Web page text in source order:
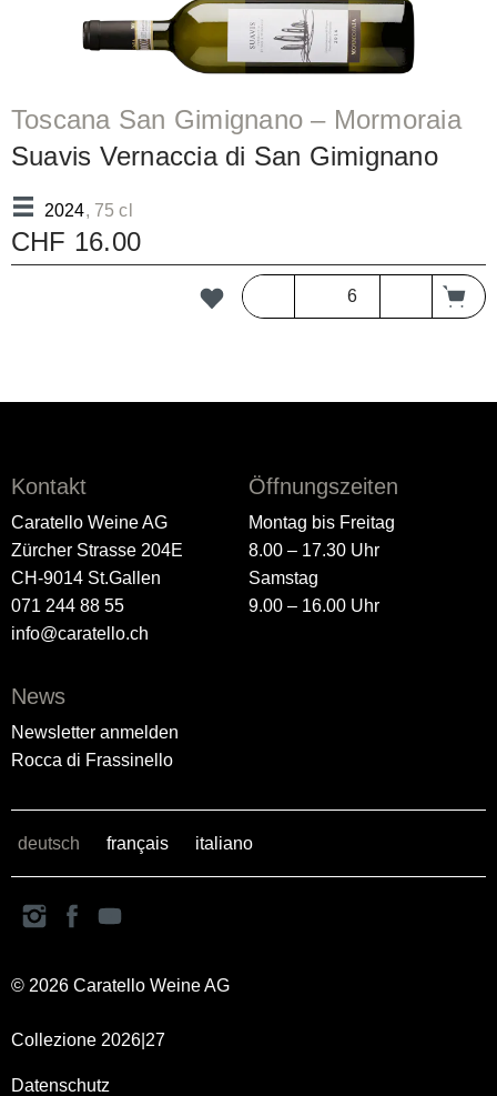
Toscana San Gimignano – Mormoraia
Suavis Vernaccia di San Gimignano
DOCG/bc
2024, 75 cl
CHF 16.00
Kontakt
Caratello Weine AG
Zürcher Strasse 204E
CH-9014 St.Gallen
071 244 88 55
info@caratello.ch
Öffnungszeiten
Montag bis Freitag
8.00 – 17.30 Uhr
Samstag
9.00 – 16.00 Uhr
News
Newsletter anmelden
Rocca di Frassinello
deutsch français italiano
© 2026 Caratello Weine AG
Collezione 2026|27
Datenschutz